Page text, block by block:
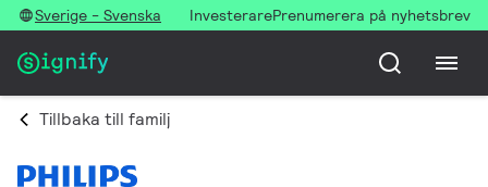
Sverige - Svenska InvesterarePrenumerera på nyhetsbrev
Tillbaka till familj